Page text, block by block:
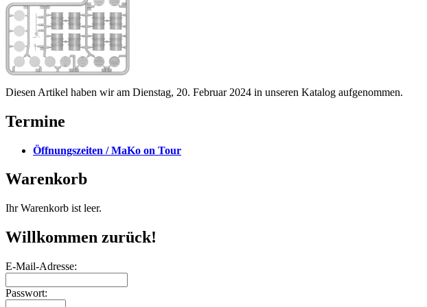
Diesen Artikel haben wir am Dienstag, 20. Februar 2024 in unseren Katalog aufgenommen.
Termine
Öffnungszeiten / MaKo on Tour
Warenkorb
Ihr Warenkorb ist leer.
Willkommen zurück!
E-Mail-Adresse:
Passwort: